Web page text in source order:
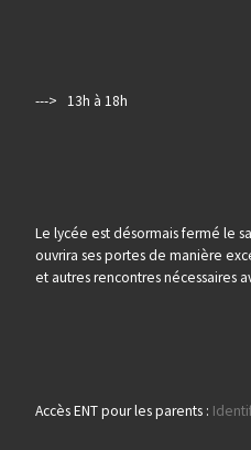
---> 13h à 18h
Le lycée est désormais fermé le
ouvrira ses portes de manière
et autres rencontres nécessaires
Accès ENT pour les parents :